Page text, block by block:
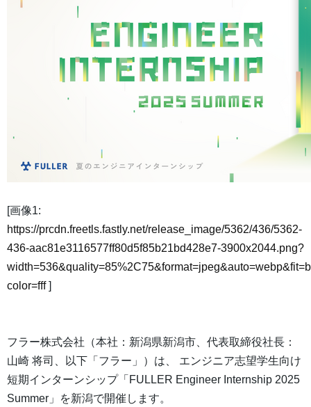
[画像1:
https://prcdn.freetls.fastly.net/release_image/5362/436/5362-
436-aac81e3116577ff80d5f85b21bd428e7-3900x2044.png?
color=fff]
フラー株式会社（本社：新潟県新潟市、代表取締役社長：
山崎 将司、以下「フラー」）は、 エンジニア志望学生向け
短期インターンシップ「FULLER Engineer Internship 2025
Summer」を新潟で開催します。